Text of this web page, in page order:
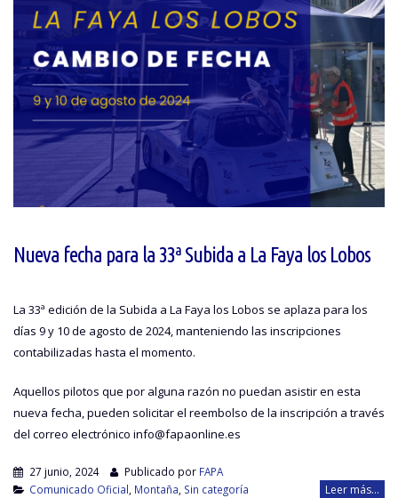
Nueva fecha para la 33ª Subida a La Faya los Lobos
La 33ª edición de la Subida a La Faya los Lobos se aplaza para los
días 9 y 10 de agosto de 2024, manteniendo las inscripciones
contabilizadas hasta el momento.
Aquellos pilotos que por alguna razón no puedan asistir en esta
nueva fecha, pueden solicitar el reembolso de la inscripción a través
del correo electrónico info@fapaonline.es
27 junio, 2024 Publicado por FAPA
Comunicado Oficial Montaña Sin categoría Leer más...